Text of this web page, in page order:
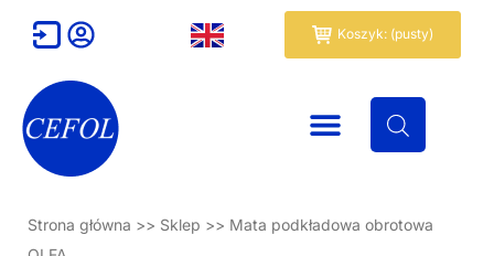
Koszyk: (pusty)
Wózek
Strona główna >> Sklep >> Mata podkładowa obrotowa